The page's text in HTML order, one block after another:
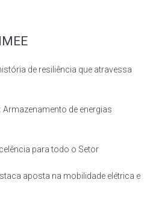
de resiliência que atravessa
de energias
para todo o Setor
aposta na mobilidade elétrica e